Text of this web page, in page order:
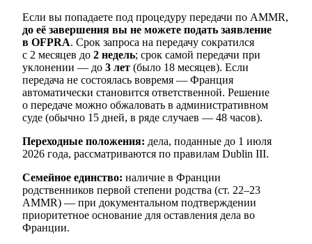
Если вы попадаете под процедуру передачи по AMMR,
до её завершения вы не можете подать заявление
в OFPRA. Срок запроса на передачу сократился
с 2 месяцев до 2 недель; срок самой передачи при
уклонении — до 3 лет (было 18 месяцев). Если
передача не состоялась вовремя — Франция
автоматически становится ответственной. Решение
о передаче можно обжаловать в административном
суде (обычно 15 дней, в ряде случаев — 48 часов).
Переходные положения: дела, поданные до 1 июля
2026 года, рассматриваются по правилам Dublin III.
Семейное единство: наличие в Франции
родственников первой степени родства (ст. 22–23
AMMR) — при документальном подтверждении
приоритетное основание для оставления дела во
Франции.